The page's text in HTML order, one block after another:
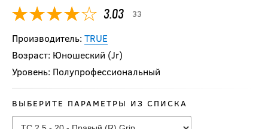
3.03 33
Производитель: TRUE
Возраст: Юношеский (Jr)
Уровень: Полупрофессиональный
ВЫБЕРИТЕ ПАРАМЕТРЫ ИЗ СПИСКА